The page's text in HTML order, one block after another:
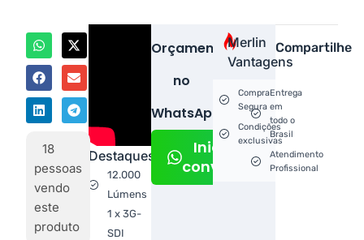
Destaques
12.000
Lúmens
1 x 3G-
SDI
Orçamento
no
WhatsApp!
Iniciar
conversa
Compartilhe
18
pessoas
vendo
este
produto
Merlin
Vantagens
Compra
Segura
Condições
exclusivas
Entrega
em
todo o
Brasil
Atendimento
Profissional